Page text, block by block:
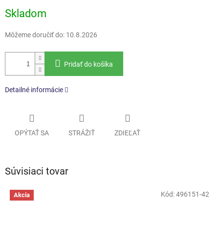
cena:
Skladom
Môžeme doručiť do: 10.8.2026
Pridať do košíka
Detailné informácie
OPÝTAŤ SA STRÁŽIŤ ZDIEĽAŤ
Súvisiaci tovar
Akcia Kód:496151-42